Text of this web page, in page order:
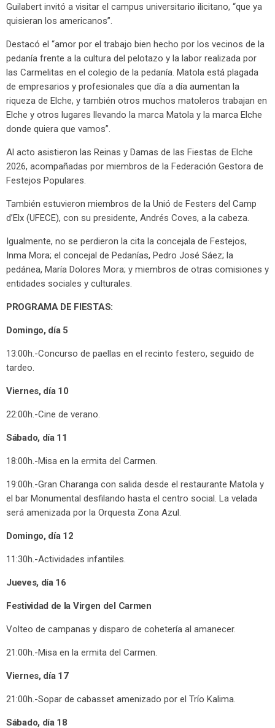
Guilabert invitó a visitar el campus universitario ilicitano, “que ya
quisieran los americanos”.
Destacó el “amor por el trabajo bien hecho por los vecinos de la
pedanía frente a la cultura del pelotazo y la labor realizada por
las Carmelitas en el colegio de la pedanía. Matola está plagada
de empresarios y profesionales que día a día aumentan la
riqueza de Elche, y también otros muchos matoleros trabajan en
Elche y otros lugares llevando la marca Matola y la marca Elche
donde quiera que vamos”.
Al acto asistieron las Reinas y Damas de las Fiestas de Elche
2026, acompañadas por miembros de la Federación Gestora de
Festejos Populares.
También estuvieron miembros de la Unió de Festers del Camp
d’Elx (UFECE), con su presidente, Andrés Coves, a la cabeza.
Igualmente, no se perdieron la cita la concejala de Festejos,
Inma Mora; el concejal de Pedanías, Pedro José Sáez; la
pedánea, María Dolores Mora; y miembros de otras comisiones y
entidades sociales y culturales.
PROGRAMA DE FIESTAS:
Domingo, día 5
13:00h.-Concurso de paellas en el recinto festero, seguido de
tardeo.
Viernes, día 10
22:00h.-Cine de verano.
Sábado, día 11
18:00h.-Misa en la ermita del Carmen.
19:00h.-Gran Charanga con salida desde el restaurante Matola y
el bar Monumental desfilando hasta el centro social. La velada
será amenizada por la Orquesta Zona Azul.
Domingo, día 12
11:30h.-Actividades infantiles.
Jueves, día 16
Festividad de la Virgen del Carmen
Volteo de campanas y disparo de cohetería al amanecer.
21:00h.-Misa en la ermita del Carmen.
Viernes, día 17
21:00h.-Sopar de cabasset amenizado por el Trío Kalima.
Sábado, día 18